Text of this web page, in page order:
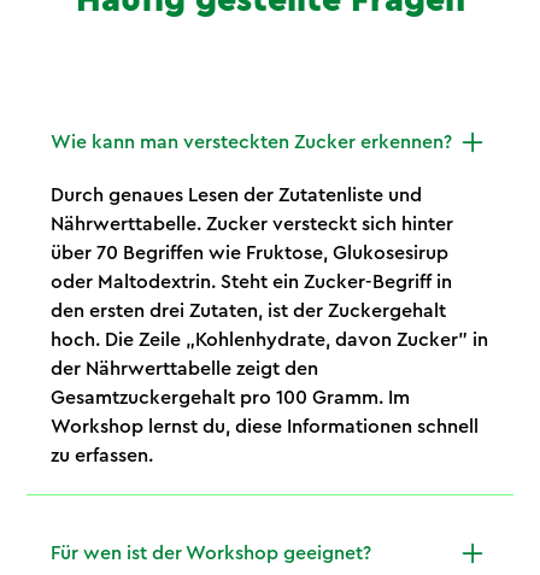
Wie kann man versteckten Zucker erkennen?
Durch genaues Lesen der Zutatenliste und
Nährwerttabelle. Zucker versteckt sich hinter
über 70 Begriffen wie Fruktose, Glukosesirup
oder Maltodextrin. Steht ein Zucker-Begriff in
den ersten drei Zutaten, ist der Zuckergehalt
hoch. Die Zeile „Kohlenhydrate, davon Zucker" in
der Nährwerttabelle zeigt den
Gesamtzuckergehalt pro 100 Gramm. Im
Workshop lernst du, diese Informationen schnell
zu erfassen.
Für wen ist der Workshop geeignet?